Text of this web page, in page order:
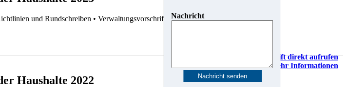
und Rundschreiben • Verwaltungsvorschriften
Vorschrift direkt aufrufen
Mehr Informationen
Haushalte 2022
Nachricht